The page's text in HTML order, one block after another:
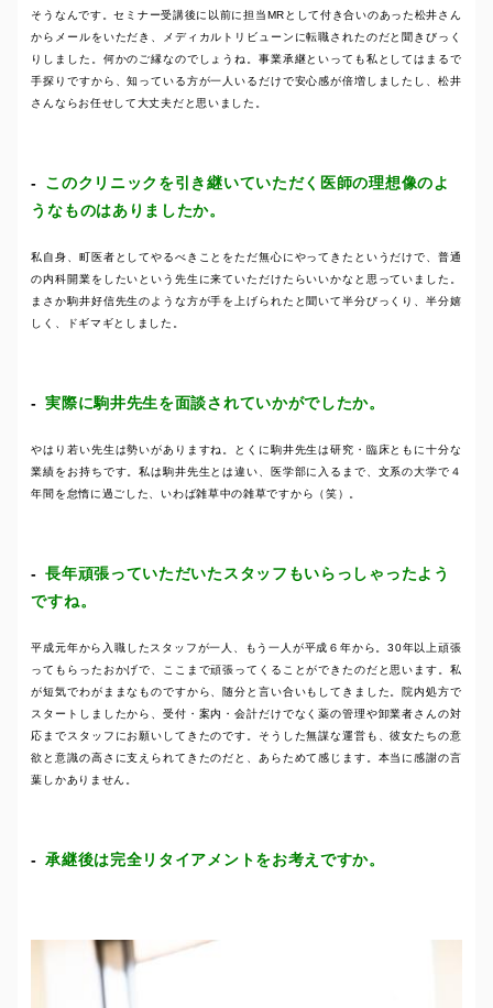
そうなんです。セミナー受講後に以前に担当MRとして付き合いのあった松井さん
からメールをいただき、メディカルトリビューンに転職されたのだと聞きびっく
りしました。何かのご縁なのでしょうね。事業承継といっても私としてはまるで
手探りですから、知っている方が一人いるだけで安心感が倍増しましたし、松井
さんならお任せして大丈夫だと思いました。
このクリニックを引き継いていただく医師の理想像のよ
うなものはありましたか。
私自身、町医者としてやるべきことをただ無心にやってきたというだけで、普通
の内科開業をしたいという先生に来ていただけたらいいかなと思っていました。
まさか駒井好信先生のような方が手を上げられたと聞いて半分びっくり、半分嬉
しく、ドギマギとしました。
実際に駒井先生を面談されていかがでしたか。
やはり若い先生は勢いがありますね。とくに駒井先生は研究・臨床ともに十分な
業績をお持ちです。私は駒井先生とは違い、医学部に入るまで、文系の大学で４
年間を怠惰に過ごした、いわば雑草中の雑草ですから（笑）。
長年頑張っていただいたスタッフもいらっしゃったよう
ですね。
平成元年から入職したスタッフが一人、もう一人が平成６年から。30年以上頑張
ってもらったおかげで、ここまで頑張ってくることができたのだと思います。私
が短気でわがままなものですから、随分と言い合いもしてきました。院内処方で
スタートしましたから、受付・案内・会計だけでなく薬の管理や卸業者さんの対
応までスタッフにお願いしてきたのです。そうした無謀な運営も、彼女たちの意
欲と意識の高さに支えられてきたのだと、あらためて感じます。本当に感謝の言
葉しかありません。
承継後は完全リタイアメントをお考えですか。